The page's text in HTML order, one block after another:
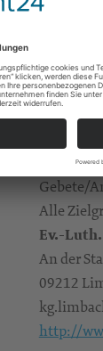
Gebete/
Alle
Ev.-
An der
09212
http://